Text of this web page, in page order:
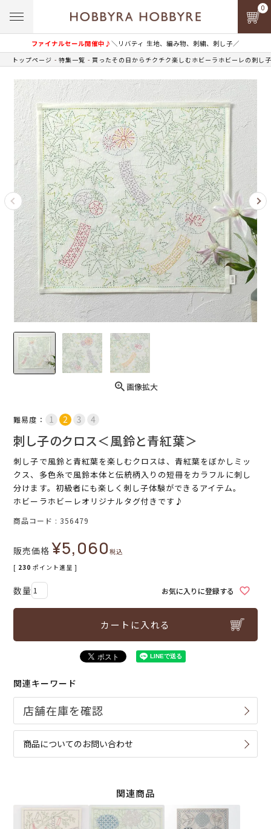
ファイナルセール開催中♪＼リバティ 生地、編み物、刺繍、刺し子／
0
トップページ 特集一覧 買ったその日からチクチク楽しむホビーラホビーレの刺し子
画像拡大
難易度：
刺し子のクロス＜風鈴と青紅葉＞
刺し子で風鈴と青紅葉を楽しむクロスは、青紅葉をぼかしミッ
クス、多色糸で風鈴本体と伝統柄入りの短冊をカラフルに刺し
分けます。初級者にも楽しく刺し子体験ができるアイテム。
ホビーラホビーレオリジナルタグ付きです♪
商品コード 356479
販売価格 ¥5,060税込
[ 230 ポイント進呈 ]
お気に入りに登録する
カートに入れる
関連キーワード
商品についてのお問い合わせ
関連商品